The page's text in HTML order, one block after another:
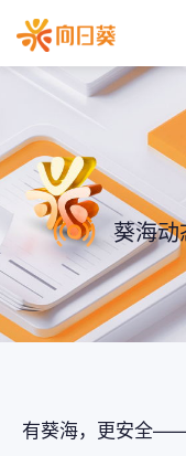
葵海动
有葵海，更安全